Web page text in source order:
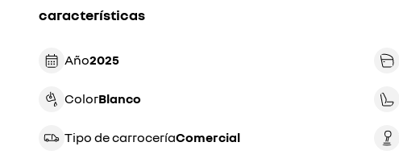
características
Año 2025
Color blanco
Tipo de carrocería comercial